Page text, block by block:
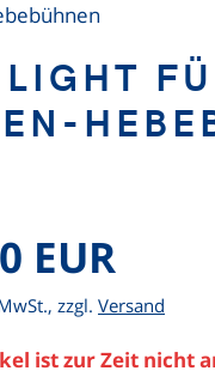
EUR
zzgl. Versand
ist zur Zeit nicht